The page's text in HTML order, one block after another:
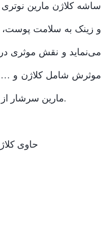
ساشه کلاژن مارین نوتری
می‌نماید و نقش موثری
موثرش شامل کلاژن و …
مارین سرشار از کلاژن این است که قابلیت حل شدن در آب را دارد و به راحتی در آن حل می‌شود و جذب بهتری دارد.
حاوی